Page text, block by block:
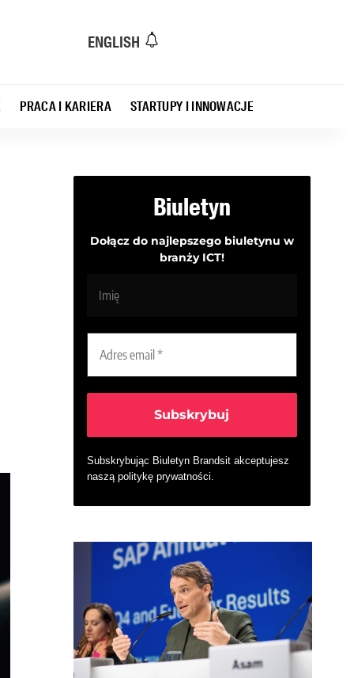
ENGLISH
PRACA I KARIERA STARTUPY I INNOWACJE
Biuletyn
Dołącz do najlepszego biuletynu w
branży ICT!
Subskrybując Biuletyn Brandsit akceptujesz
naszą politykę prywatności